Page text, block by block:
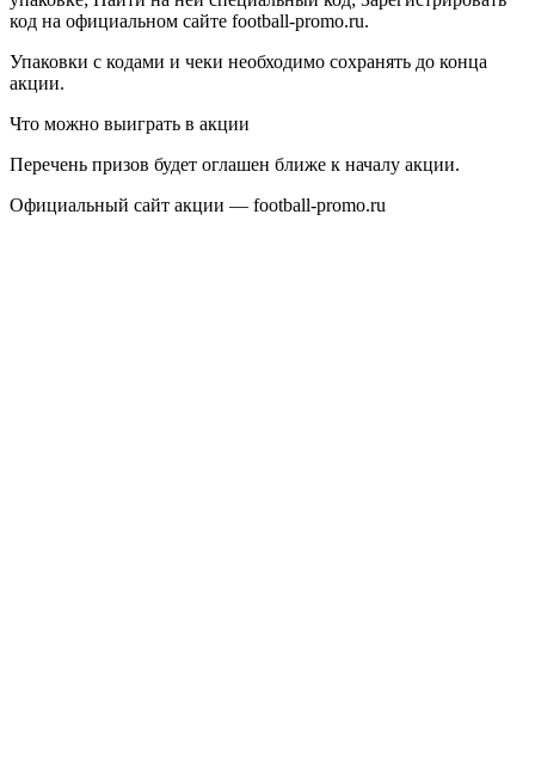
код на официальном сайте football-promo.ru.
Упаковки с кодами и чеки необходимо сохранять до конца
акции.
Что можно выиграть в акции
Перечень призов будет оглашен ближе к началу акции.
Официальный сайт акции — football-promo.ru